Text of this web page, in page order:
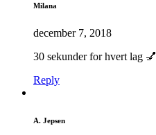
Milana
december 7, 2018
30 sekunder for hvert lag 💅
Reply
A. Jepsen